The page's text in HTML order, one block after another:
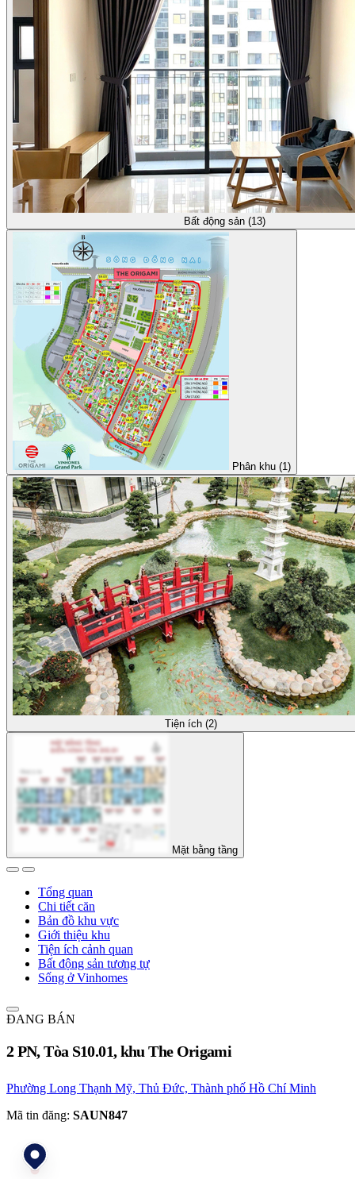
Bất động sản (13)
Phân khu (1)
Tiện ích (2)
Mặt bằng tầng
Tổng quan
Chi tiết căn
Bản đồ khu vực
Giới thiệu khu
Tiện ích cảnh quan
Bất động sản tương tự
Sống ở Vinhomes
ĐANG BÁN
2 PN, Tòa S10.01, khu The Origami
Phường Long Thạnh Mỹ, Thủ Đức, Thành phố Hồ Chí Minh
Mã tin đăng: SAUN847